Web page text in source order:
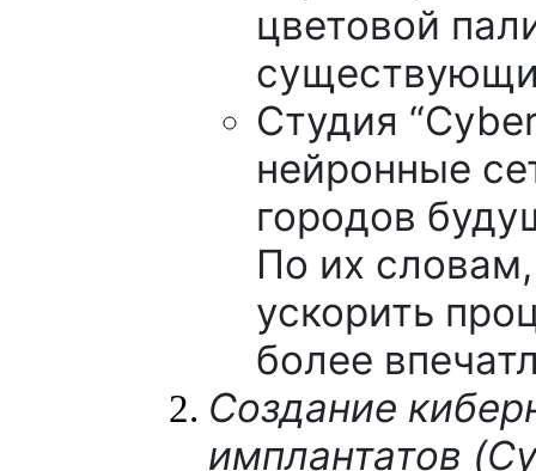
цветовой
Студия
нейронные
городов
По их словам,
ускорить
более
Создание
имплантатов